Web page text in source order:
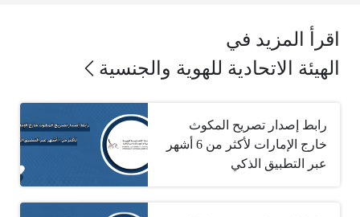
اقرأ المزيد في
الهيئة الاتحادية للهوية والجنسية
رابط إصدار تصريح المكوث
خارج الإمارات لأكثر من 6 أشهر
عبر التطبيق الذكي